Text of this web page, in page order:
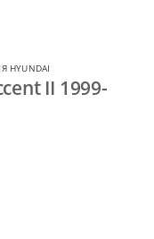
HYUNDAI
II 1999-